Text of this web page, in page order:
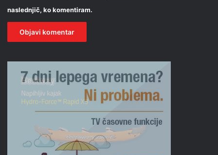
naslednjič, ko komentiram.